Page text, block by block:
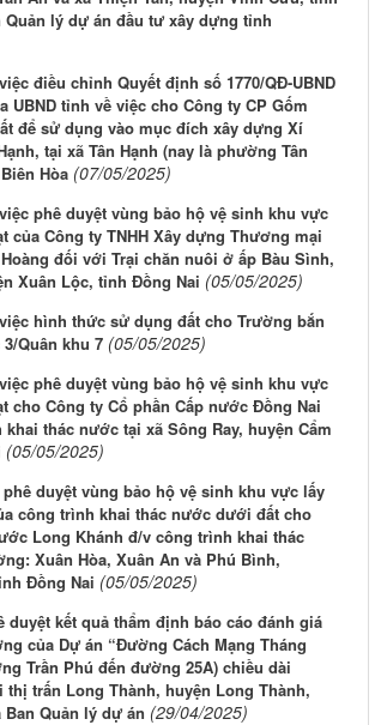
Quản lý dự án đầu tư xây dựng tỉnh
điều chỉnh Quyết định số 1770/QĐ-UBND
UBND tỉnh về việc cho Công ty CP Gốm
để sử dụng vào mục đích xây dựng Xí
tại xã Tân Hạnh (nay là phường Tân
Hòa (07/05/2025)
phê duyệt vùng bảo hộ vệ sinh khu vực
của Công ty TNHH Xây dựng Thương mại
đối với Trại chăn nuôi ở ấp Bàu Sình,
Xuân Lộc, tỉnh Đồng Nai (05/05/2025)
hình thức sử dụng đất cho Trường bắn
Quân khu 7 (05/05/2025)
phê duyệt vùng bảo hộ vệ sinh khu vực
cho Công ty Cổ phần Cấp nước Đồng Nai
thác nước tại xã Sông Ray, huyện Cẩm
(05/05/2025)
duyệt vùng bảo hộ vệ sinh khu vực lấy
công trình khai thác nước dưới đất cho
Long Khánh đ/v công trình khai thác
Xuân Hòa, Xuân An và Phú Bình,
Đồng Nai (05/05/2025)
duyệt kết quả thẩm định báo cáo đánh giá
của Dự án “Đường Cách Mạng Tháng
Trần Phú đến đường 25A) chiều dài
thị trấn Long Thành, huyện Long Thành,
Quản lý dự án (29/04/2025)